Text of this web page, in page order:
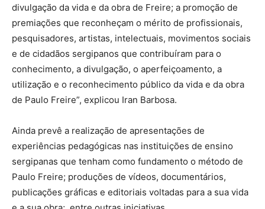
divulgação da vida e da obra de Freire; a promoção de
premiações que reconheçam o mérito de profissionais,
pesquisadores, artistas, intelectuais, movimentos sociais
e de cidadãos sergipanos que contribuíram para o
conhecimento, a divulgação, o aperfeiçoamento, a
utilização e o reconhecimento público da vida e da obra
de Paulo Freire”, explicou Iran Barbosa.
Ainda prevê a realização de apresentações de
experiências pedagógicas nas instituições de ensino
sergipanas que tenham como fundamento o método de
Paulo Freire; produções de vídeos, documentários,
publicações gráficas e editoriais voltadas para a sua vida